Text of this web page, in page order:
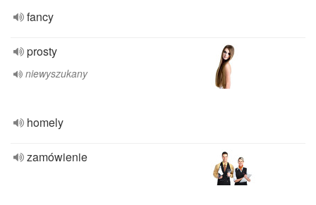
fancy
prosty
niewyszukany
homely
zamówienie